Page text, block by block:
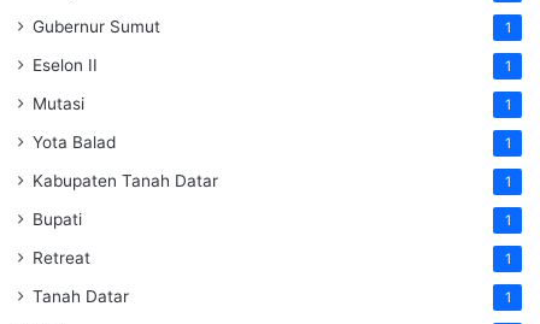
Gubernur Sumut 1
Eselon II 1
Mutasi 1
Yota Balad 1
Kabupaten Tanah Datar 1
Bupati 1
Retreat 1
Tanah Datar 1